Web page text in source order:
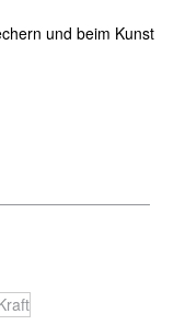
und beim Kunst